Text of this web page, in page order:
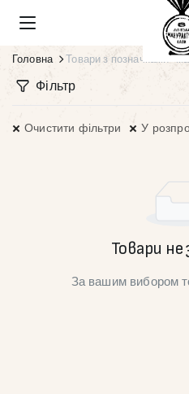
Головна Товари з позначками
Фільтр
Очистити фільтри У
Товари не
За вашим вибором